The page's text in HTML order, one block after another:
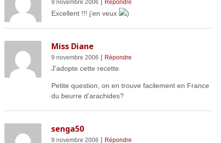
9 novembre 2006 Répondre
Excellent !!! j’en veux )
Miss Diane
9 novembre 2006 | Répondre
J’adopte cette recette.
Petite question, on en trouve facilement en France
du beurre d’arachides?
senga50
9 novembre 2006 | Répondre